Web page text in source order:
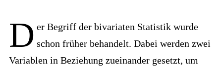
D er Begriff der bivariaten Statistik wurde
schon früher behandelt. Dabei werden zwei
Variablen in Beziehung zueinander gesetzt, um